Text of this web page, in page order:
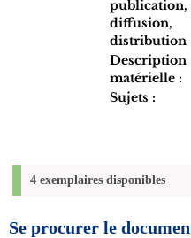
publication,
diffusion,
distribution
Description
matérielle :
Sujets :
4 exemplaires disponibles
Se procurer le